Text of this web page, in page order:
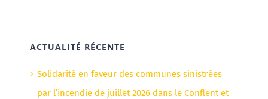
ACTUALITÉ RÉCENTE
Solidarité en faveur des communes sinistrées
par l’incendie de juillet 2026 dans le Conflent et